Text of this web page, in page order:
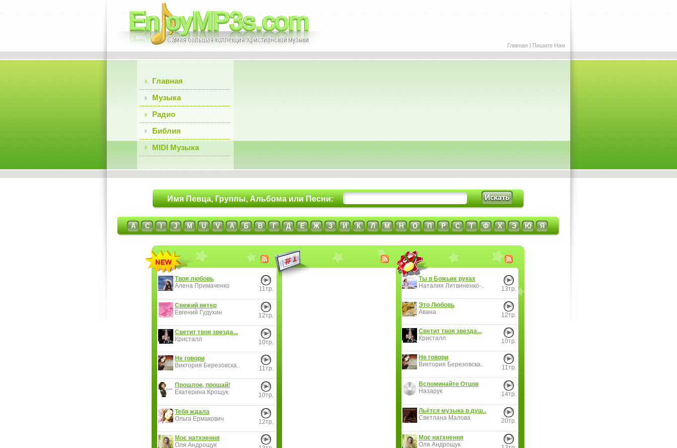
Главная | Пишите Нам
Главная
Музыка
Радио
Библия
MIDI Музыка
Имя Певца, Группы, Альбома или Песни:
A C I J M U V А Б В Г Д Е Ж З И К Л М Н О П Р С Т Ф Х Э Ю Я
Твоя любовь
Алена Примаченко
11тр.
Свежий ветер
Евгений Гудухин
12тр.
Светит твоя звезда...
Кристалл
10тр.
Не говори
Виктория Березовска..
11тр.
Прошлое, прощай!
Екатерина Крощук
10тр.
Тебя ждала
Ольга Ермакович
12тр.
Моє натхнення
Оля Андрощук
Ты в Божьих руках
Наталия Литвиненко-..
13тр.
Это Любовь
Авана
12тр.
Светит твоя звезда...
Кристалл
10тр.
Не говори
Виктория Березовска..
11тр.
Вспоминайте Отцов
Назарук
14тр.
Льётся музыка в душ..
Светлана Малова
20тр.
Моє натхнення
Оля Андрощук